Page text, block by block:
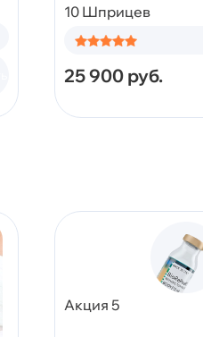
10 Шприцев
25 900 руб.
Акция 5